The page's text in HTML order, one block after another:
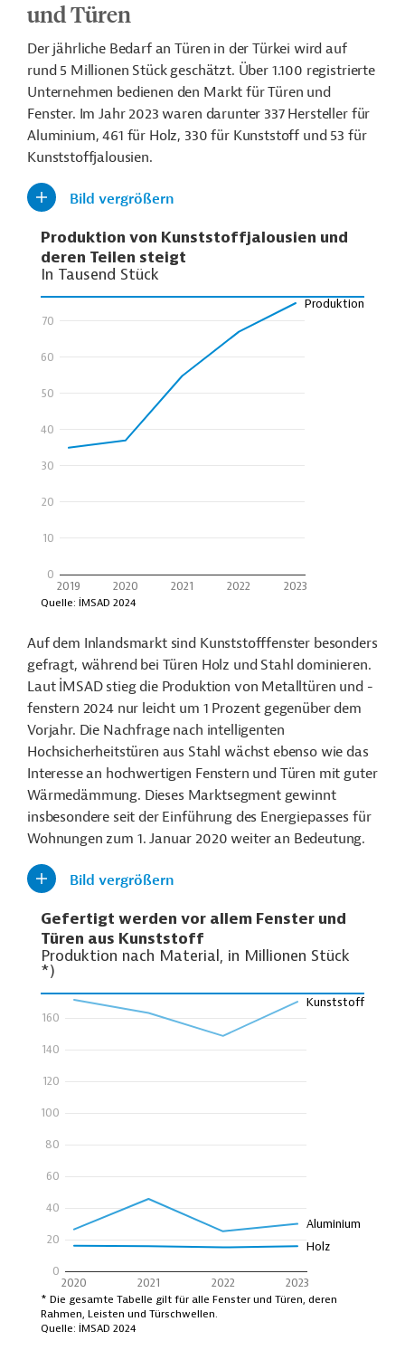
und Türen
Der jährliche Bedarf an Türen in der Türkei wird auf
rund 5 Millionen Stück geschätzt. Über 1.100 registrierte
Unternehmen bedienen den Markt für Türen und
Fenster. Im Jahr 2023 waren darunter 337 Hersteller für
Aluminium, 461 für Holz, 330 für Kunststoff und 53 für
Kunststoffjalousien.
Bild vergrößern
Auf dem Inlandsmarkt sind Kunststofffenster besonders
gefragt, während bei Türen Holz und Stahl dominieren.
Laut İMSAD stieg die Produktion von Metalltüren und -
fenstern 2024 nur leicht um 1 Prozent gegenüber dem
Vorjahr. Die Nachfrage nach intelligenten
Hochsicherheitstüren aus Stahl wächst ebenso wie das
Interesse an hochwertigen Fenstern und Türen mit guter
Wärmedämmung. Dieses Marktsegment gewinnt
insbesondere seit der Einführung des Energiepasses für
Wohnungen zum 1. Januar 2020 weiter an Bedeutung.
Bild vergrößern